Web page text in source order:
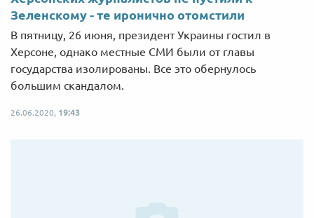
Зеленскому - те иронично отомстили
В пятницу, 26 июня, президент Украины гостил в
Херсоне, однако местные СМИ были от главы
государства изолированы. Все это обернулось
большим скандалом.
26.06.2020, 19:43